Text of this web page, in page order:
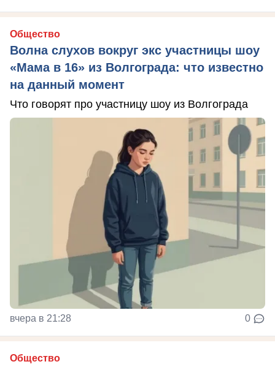
Общество
Волна слухов вокруг экс участницы шоу
«Мама в 16» из Волгограда: что известно
на данный момент
Что говорят про участницу шоу из Волгограда
вчера в 21:28 0
Общество